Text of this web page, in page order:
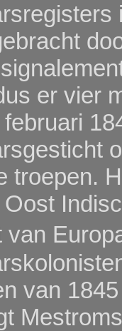
er vier
troepen.
van
van